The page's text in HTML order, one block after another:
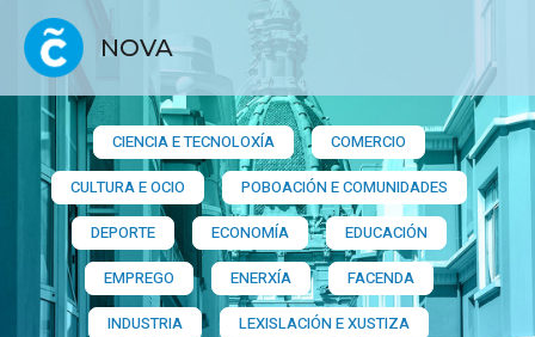
NOVA
CIENCIA E TECNOLOXÍA
COMERCIO
CULTURA E OCIO
POBOACIÓN E COMUNIDADES
DEPORTE
ECONOMÍA
EDUCACIÓN
EMPREGO
ENERXÍA
FACENDA
INDUSTRIA
LEXISLACIÓN E XUSTIZA